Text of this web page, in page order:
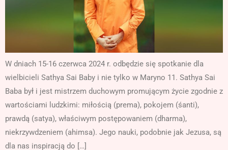
W dniach 15-16 czerwca 2024 r. odbędzie się spotkanie dla
wielbicieli Sathya Sai Baby i nie tylko w Maryno 11. Sathya Sai
Baba był i jest mistrzem duchowym promującym życie zgodnie z
wartościami ludzkimi: miłością (prema), pokojem (śanti),
prawdą (satya), właściwym postępowaniem (dharma),
niekrzywdzeniem (ahimsa). Jego nauki, podobnie jak Jezusa, są
dla nas inspiracją do […]